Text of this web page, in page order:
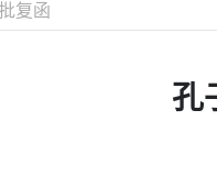
复函
孔